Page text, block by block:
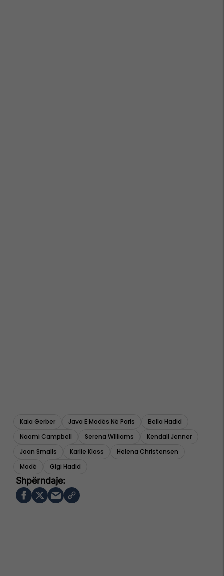
Kaia Gerber Java E Modës Në Paris
Bella Hadid
Naomi Campbell
Serena Williams
Kendall Jenner
Joan Smalls
Karlie Kloss
Helena Christensen
Modë
Gigi Hadid